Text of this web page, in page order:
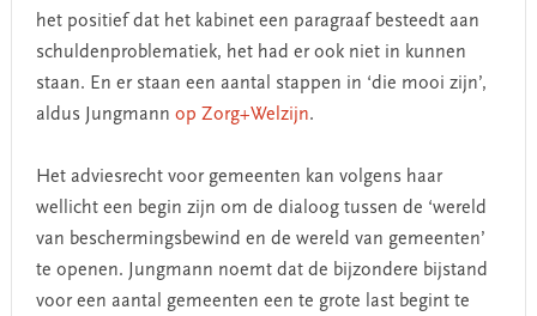
het positief dat het kabinet een paragraaf besteedt aan
schuldenproblematiek, het had er ook niet in kunnen
staan. En er staan een aantal stappen in ‘die mooi zijn’,
aldus Jungmann op Zorg+Welzijn.
Het adviesrecht voor gemeenten kan volgens haar
wellicht een begin zijn om de dialoog tussen de ‘wereld
van beschermingsbewind en de wereld van gemeenten’
te openen. Jungmann noemt dat de bijzondere bijstand
voor een aantal gemeenten een te grote last begint te